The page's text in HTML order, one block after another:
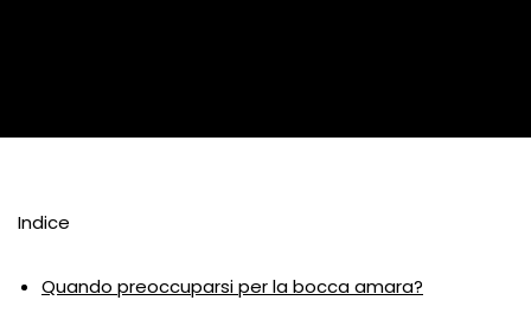
Indice
Quando preoccuparsi per la bocca amara?